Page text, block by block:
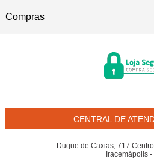
Compras
CENTRAL DE
Duque de Caxias, 717
Iracemápolis -